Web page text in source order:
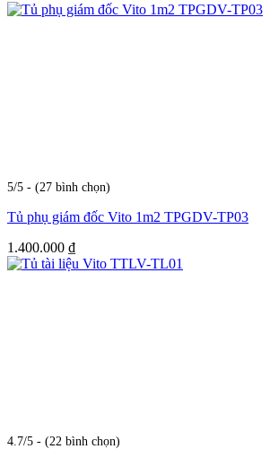
5/5 - (27 bình chọn)
Tủ phụ giám đốc Vito 1m2 TPGDV-TP03
1.400.000 ₫
4.7/5 - (22 bình chọn)